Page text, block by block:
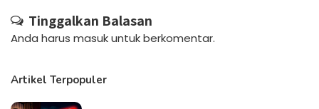
Tinggalkan Balasan
Anda harus masukuntuk berkomentar.
Artikel Terpopuler